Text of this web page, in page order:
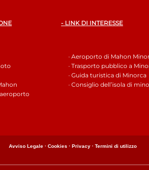
- LINK DI INTERESSE
· Aeroporto di Mahon
· Trasporto pubblico a
· Guida turistica di Minorca
· Consiglio dell’isola di
Avviso Legale · Cookies · Privacy · Termini di utilizzo